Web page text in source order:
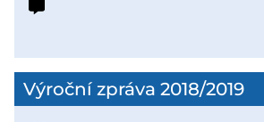
Výroční zpráva 2018/2019